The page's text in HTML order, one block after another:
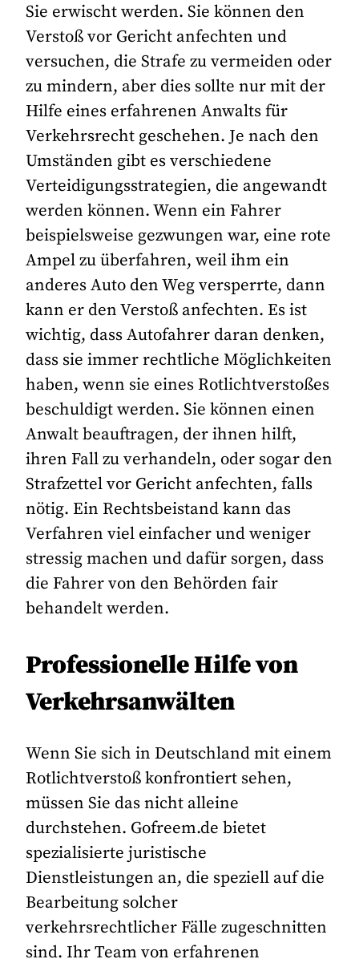
Sie erwischt werden. Sie können den
Verstoß vor Gericht anfechten und
versuchen, die Strafe zu vermeiden oder
zu mindern, aber dies sollte nur mit der
Hilfe eines erfahrenen Anwalts für
Verkehrsrecht geschehen. Je nach den
Umständen gibt es verschiedene
Verteidigungsstrategien, die angewandt
werden können. Wenn ein Fahrer
beispielsweise gezwungen war, eine rote
Ampel zu überfahren, weil ihm ein
anderes Auto den Weg versperrte, dann
kann er den Verstoß anfechten. Es ist
wichtig, dass Autofahrer daran denken,
dass sie immer rechtliche Möglichkeiten
haben, wenn sie eines Rotlichtverstoßes
beschuldigt werden. Sie können einen
Anwalt beauftragen, der ihnen hilft,
ihren Fall zu verhandeln, oder sogar den
Strafzettel vor Gericht anfechten, falls
nötig. Ein Rechtsbeistand kann das
Verfahren viel einfacher und weniger
stressig machen und dafür sorgen, dass
die Fahrer von den Behörden fair
behandelt werden.
Professionelle Hilfe von
Verkehrsanwälten
Wenn Sie sich in Deutschland mit einem
Rotlichtverstoß konfrontiert sehen,
müssen Sie das nicht alleine
durchstehen. Gofreem.de bietet
spezialisierte juristische
Dienstleistungen an, die speziell auf die
Bearbeitung solcher
verkehrsrechtlicher Fälle zugeschnitten
sind. Ihr Team von erfahrenen